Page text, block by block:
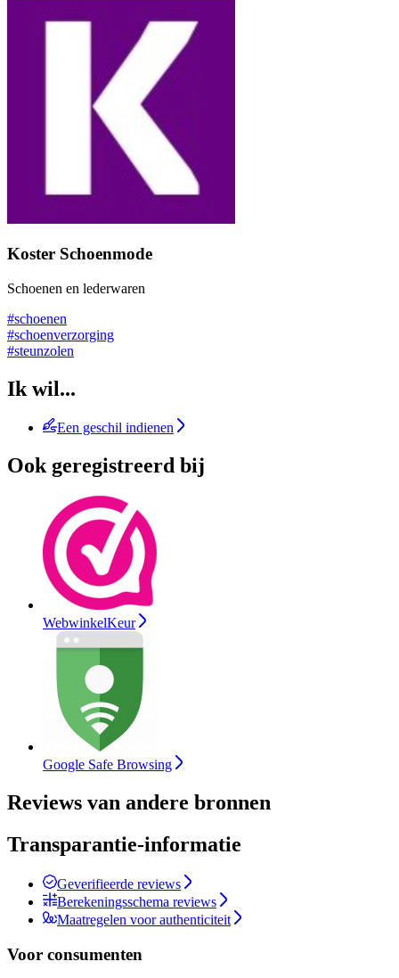
Koster Schoenmode
Schoenen en lederwaren
#schoenen
#schoenverzorging
#steunzolen
Ik wil...
Een geschil indienen
Ook geregistreerd bij
WebwinkelKeur
Google Safe Browsing
Reviews van andere bronnen
Transparantie-informatie
Geverifieerde reviews
Berekeningsschema reviews
Maatregelen voor authenticiteit
Voor consumenten